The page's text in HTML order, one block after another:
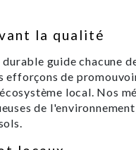
la qualité
guide chacune
efforçons de
local. Nos
de